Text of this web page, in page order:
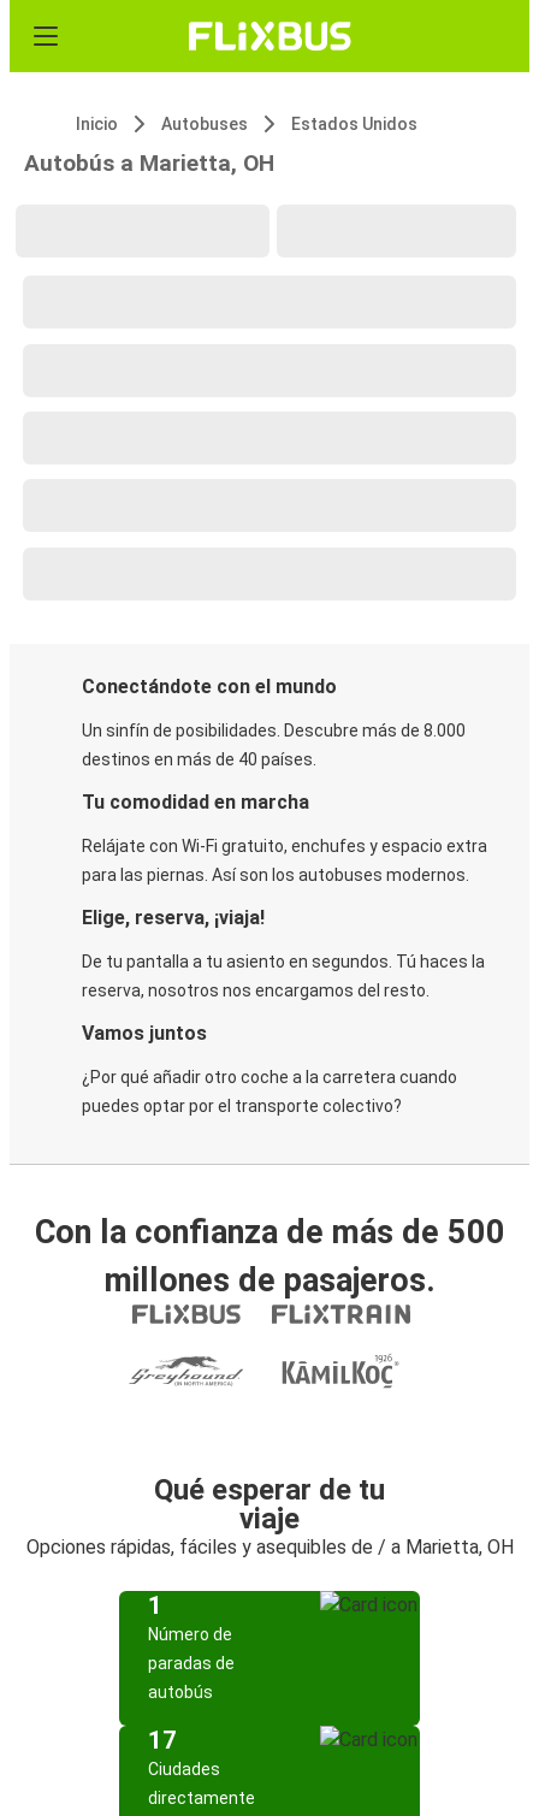
Inicio Autobuses Estados Unidos
Autobús a Marietta, OH
Conectándote con el mundo
Un sinfín de posibilidades. Descubre más de 8.000
destinos en más de 40 países.
Tu comodidad en marcha
Relájate con Wi-Fi gratuito, enchufes y espacio extra
para las piernas. Así son los autobuses modernos.
Elige, reserva, ¡viaja!
De tu pantalla a tu asiento en segundos. Tú haces la
reserva, nosotros nos encargamos del resto.
Vamos juntos
¿Por qué añadir otro coche a la carretera cuando
puedes optar por el transporte colectivo?
Con la confianza de más de 500
millones de pasajeros.
Qué esperar de tu
viaje
Opciones rápidas, fáciles y asequibles de / a Marietta, OH
1
Número de
paradas de
autobús
17
Ciudades
directamente